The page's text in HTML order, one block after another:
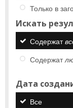
Только в
Искать
Содержат
Содержат
Дата
Все